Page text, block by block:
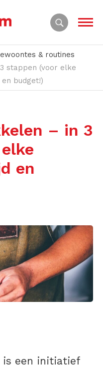
& routines
stappen (voor elke
budget!)
– in 3
en
is een initiatief